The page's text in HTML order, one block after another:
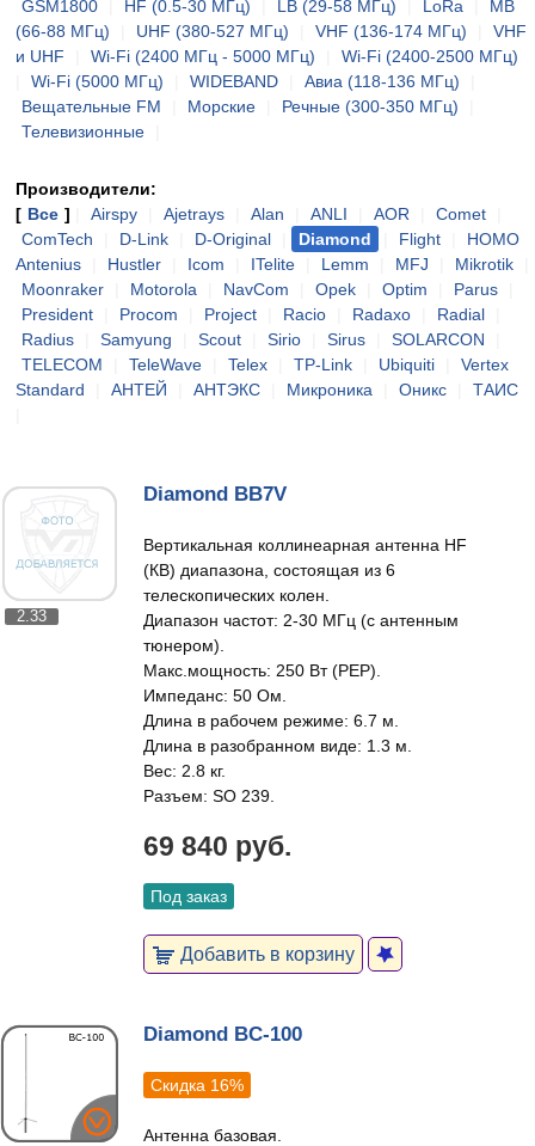
GSM1800
HF (0.5-30 МГц) LB (29-58 МГц) LoRa
MB
(66-88 МГц)
UHF (380-527 МГц) VHF (136-174 МГц)
VHF
и UHF
Wi-Fi (2400 МГц - 5000 МГц)
Wi-Fi (2400-2500 МГц)
Wi-Fi (5000 МГц) WIDEBAND Авиа (118-136 МГц)
Вещательные FM
Морские Речные (300-350 МГц)
Телевизионные
Производители:
[ Все ] Airspy Ajetrays Alan ANLI AOR Comet
ComTech
D-Link D-Original Diamond Flight
HOMO
Antenius
Hustler Icom ITelite Lemm MFJ Mikrotik
Moonraker
Motorola NavCom Opek Optim Parus
President
Procom Project Racio Radaxo Radial
Radius
Samyung Scout Sirio Sirus SOLARCON
TELECOM
TeleWave Telex TP-Link Ubiquiti
Vertex
Standard
АНТЕЙ АНТЭКС Микроника Оникс
ТАИС
2.33
Diamond BB7V
Вертикальная коллинеарная антенна HF
(КВ) диапазона, состоящая из 6
телескопических колен.
Диапазон частот: 2-30 МГц (с антенным
тюнером).
Макс.мощность: 250 Вт (РЕР).
Импеданс: 50 Ом.
Длина в рабочем режиме: 6.7 м.
Длина в разобранном виде: 1.3 м.
Вес: 2.8 кг.
Разъем: SO 239.
69 840 руб.
Под заказ
Добавить в корзину
Diamond BC-100
Скидка 16%
Антенна базовая.